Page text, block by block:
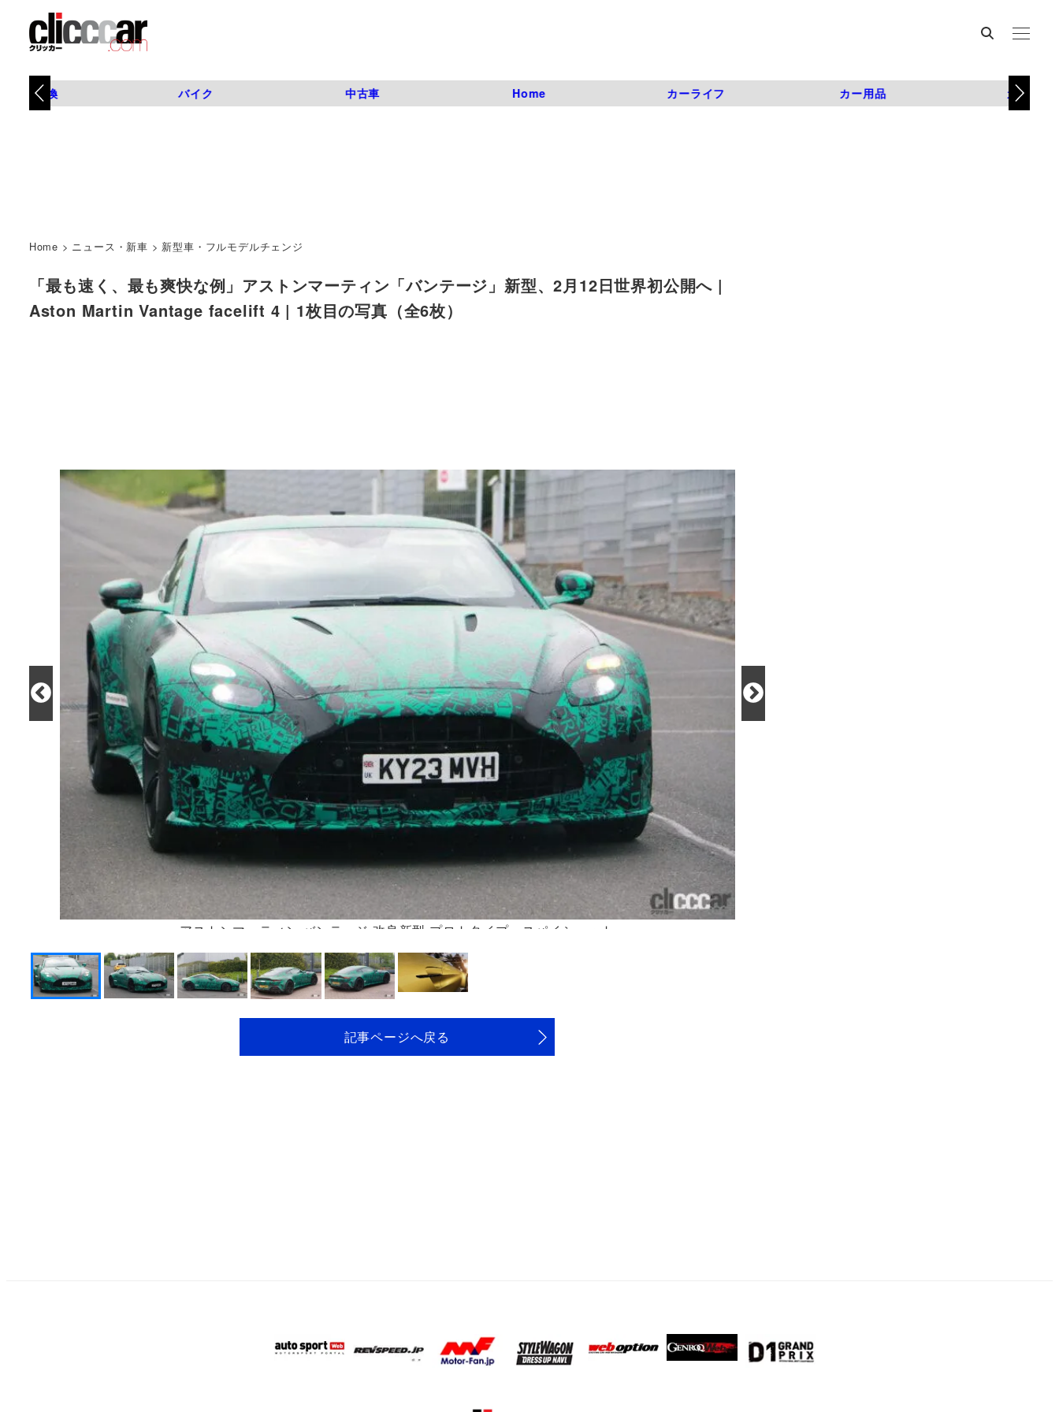
タイヤ交換 バイク 中古車 Home カーライフ カー用品 カスタム
Home > ニュース・新車 > 新型車・フルモデルチェンジ
「最も速く、最も爽快な例」アストンマーティン「バンテージ」新型、2月12日世界初公開へ |
Aston Martin Vantage facelift 4 | 1枚目の写真（全6枚）
アストンマーティン バンテージ 改良新型 プロトタイプ スパイショット
記事ページへ戻る